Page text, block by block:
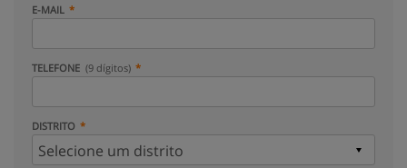
E-MAIL
TELEFONE (9 dígitos)
DISTRITO